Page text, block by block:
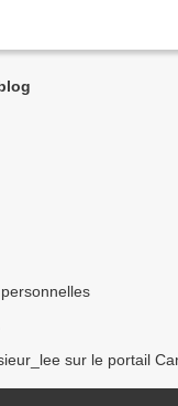
sur le portail